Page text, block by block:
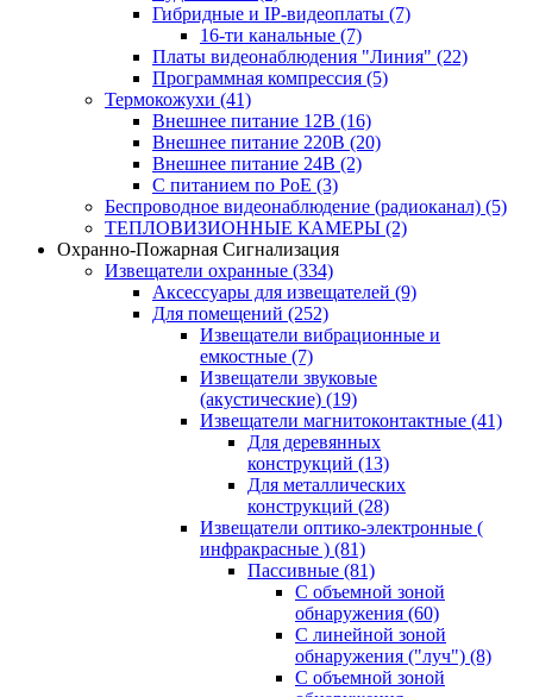
Гибридные и IP-видеоплаты (7)
16-ти канальные (7)
Платы видеонаблюдения "Линия" (22)
Программная компрессия (5)
Термокожухи (41)
Внешнее питание 12В (16)
Внешнее питание 220В (20)
Внешнее питание 24В (2)
С питанием по PoE (3)
Беспроводное видеонаблюдение (радиоканал) (5)
ТЕПЛОВИЗИОННЫЕ КАМЕРЫ (2)
Охранно-Пожарная Сигнализация
Извещатели охранные (334)
Аксессуары для извещателей (9)
Для помещений (252)
Извещатели вибрационные и
емкостные (7)
Извещатели звуковые
(акустические) (19)
Извещатели магнитоконтактные (41)
Для деревянных
конструкций (13)
Для металлических
конструкций (28)
Извещатели оптико-электронные (
инфракрасные ) (81)
Пассивные (81)
С объемной зоной
обнаружения (60)
С линейной зоной
обнаружения ("луч") (8)
С объемной зоной